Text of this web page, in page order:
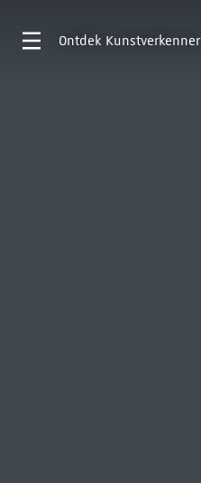
Ontdek Kunstverkenner